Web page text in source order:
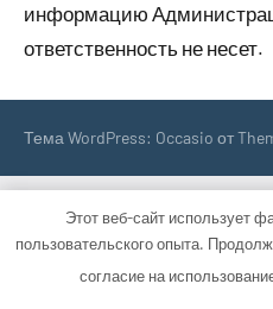
информацию
ответственность не несет.
Тема WordPress: Occasio от
Этот веб-сайт использует
пользовательского опыта.
согласие на